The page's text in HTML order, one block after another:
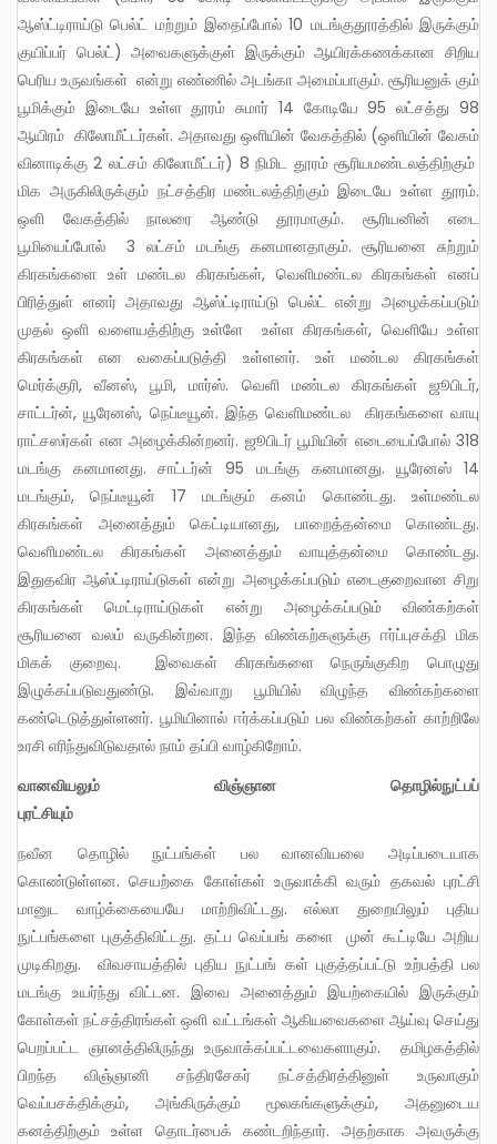
ஆஸ்ட்டிராய்டு பெல்ட் மற்றும் இதைப்போல் 10 மடங்குதூரத்தில் இருக்கும்
குயிப்பர் பெல்ட்) அவைகளுக்குள் இருக்கும் ஆயிரக்கணக்கான சிறிய
பெரிய உருவங்கள் என்று எண்ணில் அடங்கா அமைப்பாகும். சூரியனுக் கும்
பூமிக்கும் இடையே உள்ள தூரம் சுமார் 14 கோடியே 95 லட்சத்து 98
ஆயிரம் கிலோமீட்டர்கள். அதாவது ஒளியின் வேகத்தில் (ஒளியின் வேகம்
வினாடிக்கு 2 லட்சம் கிலோமீட்டர்) 8 நிமிட தூரம் சூரியமண்டலத்திற்கும்
மிக அருகிலிருக்கும் நட்சத்திர மண்டலத்திற்கும் இடையே உள்ள தூரம்.
ஒளி வேகத்தில் நாலரை ஆண்டு தூரமாகும். சூரியனின் எடை
பூமியைப்போல் 3 லட்சம் மடங்கு கனமானதாகும். சூரியனை சுற்றும்
கிரகங்களை உள் மண்டல கிரகங்கள், வெளிமண்டல கிரகங்கள் எனப்
பிரித்துள் ளனர் அதாவது ஆஸ்ட்டிராய்டு பெல்ட் என்று அழைக்கப்படும்
முதல் ஒளி வளையத்திற்கு உள்ளே உள்ள கிரகங்கள், வெளியே உள்ள
கிரகங்கள் என வகைப்படுத்தி உள்ளனர். உள் மண்டல கிரகங்கள்
மெர்க்குரி, வீனஸ், பூமி, மார்ஸ். வெளி மண்டல கிரகங்கள் ஜூபிடர்,
சாட்டர்ன், யூரேனஸ், நெப்டீயூன். இந்த வெளிமண்டல கிரகங்களை வாயு
ராட்சஸர்கள் என அழைக்கின்றனர். ஜூபிடர் பூமியின் எடையைப்போல் 318
மடங்கு கனமானது. சாட்டர்ன் 95 மடங்கு கனமானது. யூரேனஸ் 14
மடங்கும், நெப்டீயூன் 17 மடங்கும் கனம் கொண்டது. உள்மண்டல
கிரகங்கள் அனைத்தும் கெட்டியானது, பாறைத்தன்மை கொண்டது.
வெளிமண்டல கிரகங்கள் அனைத்தும் வாயுத்தன்மை கொண்டது.
இதுதவிர ஆஸ்ட்டிராய்டுகள் என்று அழைக்கப்படும் எடைகுறைவான சிறு
கிரகங்கள் மெட்டிராய்டுகள் என்று அழைக்கப்படும் விண்கற்கள்
சூரியனை வலம் வருகின்றன. இந்த விண்கற்களுக்கு ஈர்ப்புசக்தி மிக
மிகக் குறைவு. இவைகள் கிரகங்களை நெருங்குகிற பொழுது
இழுக்கப்படுவதுண்டு. இவ்வாறு பூமியில் விழுந்த விண்கற்களை
கண்டெடுத்துள்ளனர். பூமியினால் ஈர்க்கப்படும் பல விண்கற்கள் காற்றிலே
உரசி எரிந்துவிடுவதால் நாம் தப்பி வாழ்கிறோம்.
வானவியலும் விஞ்ஞான தொழில்நுட்பப்
புரட்சியும்
நவீன தொழில் நுட்பங்கள் பல வானவியலை அடிப்படையாக
கொண்டுள்ளன. செயற்கை கோள்கள் உருவாக்கி வரும் தகவல் புரட்சி
மானுட வாழ்க்கையையே மாற்றிவிட்டது. எல்லா துறையிலும் புதிய
நுட்பங்களை புகுத்திவிட்டது. தட்ப வெப்பங் களை முன் கூட்டியே அறிய
முடிகிறது. விவசாயத்தில் புதிய நுட்பங் கள் புகுத்தப்பட்டு உற்பத்தி பல
மடங்கு உயர்ந்து விட்டன. இவை அனைத்தும் இயற்கையில் இருக்கும்
கோள்கள் நட்சத்திரங்கள் ஒளி வட்டங்கள் ஆகியவைகளை ஆய்வு செய்து
பெறப்பட்ட ஞானத்திலிருந்து உருவாக்கப்பட்டவைகளாகும். தமிழகத்தில்
பிறந்த விஞ்ஞானி சந்திரசேகர் நட்சத்திரத்தினுள் உருவாகும்
வெப்பசக்திக்கும், அங்கிருக்கும் மூலகங்களுக்கும், அதனுடைய
கனத்திற்கும் உள்ள தொடர்பைக் கண்டறிந்தார். அதற்காக அவருக்கு